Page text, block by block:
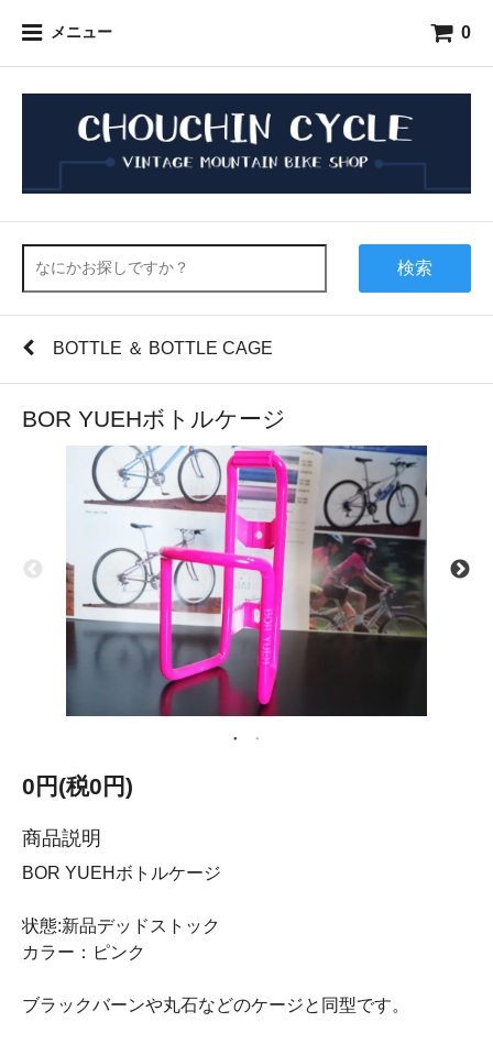
メニュー 0
検索
BOTTLE ＆ BOTTLE CAGE
BOR YUEHボトルケージ
0円(税0円)
商品説明
BOR YUEHボトルケージ
状態:新品デッドストック
カラー：ピンク
ブラックバーンや丸石などのケージと同型です。